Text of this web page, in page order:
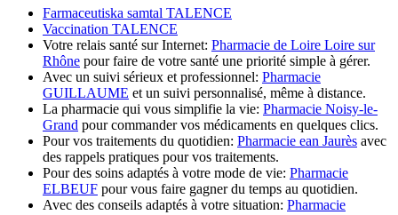
Farmaceutiska samtal TALENCE
Vaccination TALENCE
Votre relais santé sur Internet: Pharmacie de Loire Loire sur
Rhône pour faire de votre santé une priorité simple à gérer.
Avec un suivi sérieux et professionnel: Pharmacie
GUILLAUME et un suivi personnalisé, même à distance.
La pharmacie qui vous simplifie la vie: Pharmacie Noisy-le-
Grand pour commander vos médicaments en quelques clics.
Pour vos traitements du quotidien: Pharmacie ean Jaurès avec
des rappels pratiques pour vos traitements.
Pour des soins adaptés à votre mode de vie: Pharmacie
ELBEUF pour vous faire gagner du temps au quotidien.
Avec des conseils adaptés à votre situation: Pharmacie